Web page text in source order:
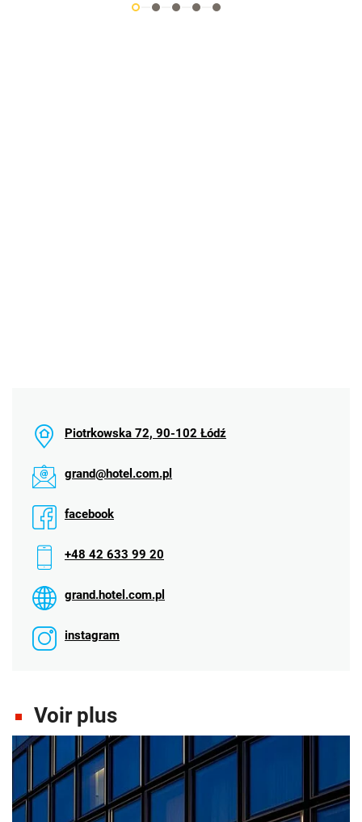
Piotrkowska 72, 90-102 Łódź
grand@hotel.com.pl
facebook
+48 42 633 99 20
grand.hotel.com.pl
instagram
Voir plus